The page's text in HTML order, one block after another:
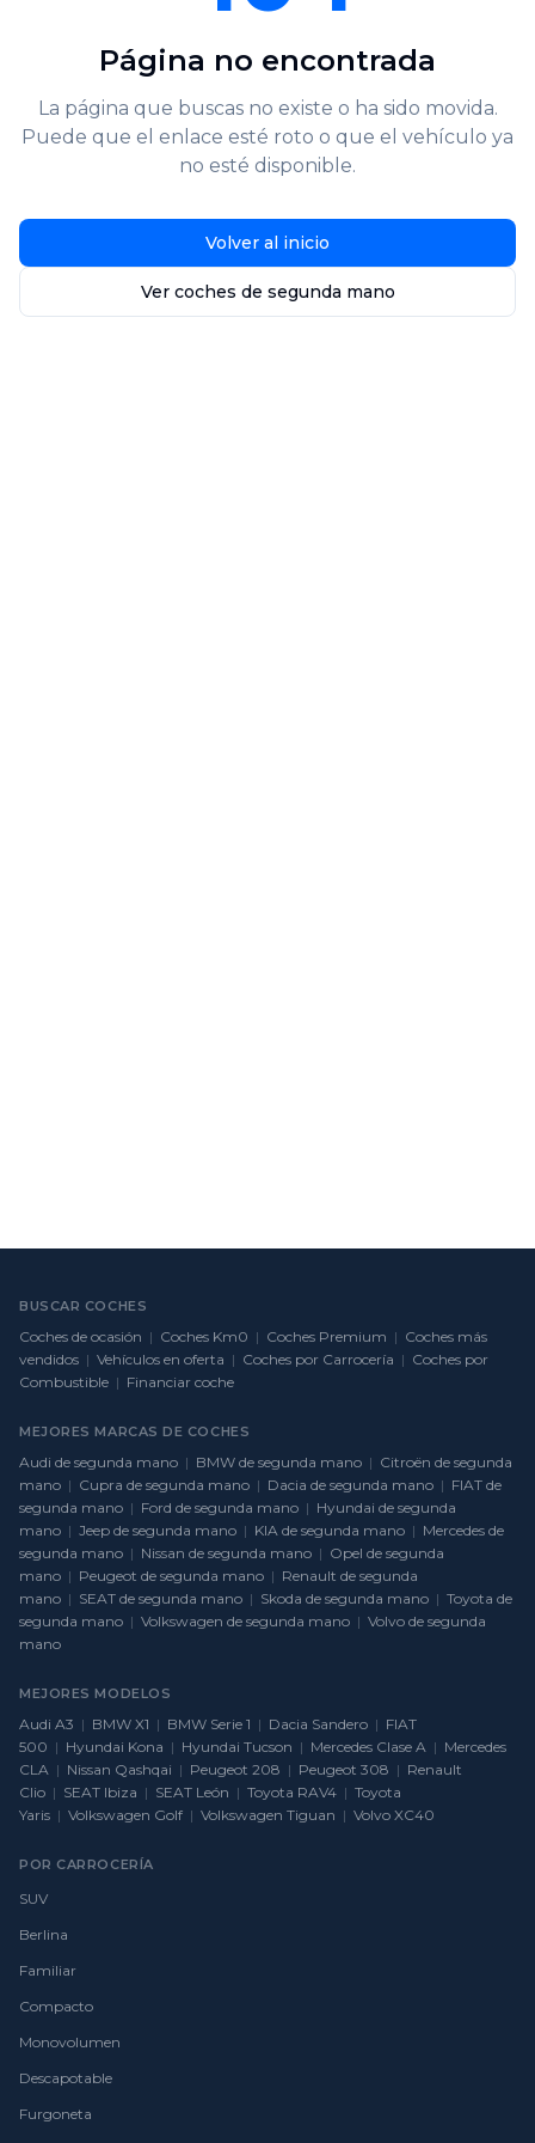
Página no encontrada
La página que buscas no existe o ha sido movida.
Puede que el enlace esté roto o que el vehículo ya
no esté disponible.
Volver al inicio
Ver coches de segunda mano
BUSCAR COCHES
Coches de ocasión | Coches Km0 | Coches Premium | Coches más
vendidos | Vehículos en oferta | Coches por Carrocería | Coches por
Combustible | Financiar coche
MEJORES MARCAS DE COCHES
Audi de segunda mano | BMW de segunda mano | Citroën de segunda
mano | Cupra de segunda mano | Dacia de segunda mano | FIAT de
segunda mano | Ford de segunda mano | Hyundai de segunda
mano | Jeep de segunda mano | KIA de segunda mano | Mercedes de
segunda mano | Nissan de segunda mano | Opel de segunda
mano | Peugeot de segunda mano | Renault de segunda
mano | SEAT de segunda mano | Skoda de segunda mano | Toyota de
segunda mano | Volkswagen de segunda mano | Volvo de segunda
mano
MEJORES MODELOS
Audi A3 | BMW X1 | BMW Serie 1 | Dacia Sandero | FIAT
500 | Hyundai Kona | Hyundai Tucson | Mercedes Clase A | Mercedes
CLA | Nissan Qashqai | Peugeot 208 | Peugeot 308 | Renault
Clio | SEAT Ibiza | SEAT León | Toyota RAV4 | Toyota
Yaris | Volkswagen Golf | Volkswagen Tiguan | Volvo XC40
POR CARROCERÍA
SUV
Berlina
Familiar
Compacto
Monovolumen
Descapotable
Furgoneta